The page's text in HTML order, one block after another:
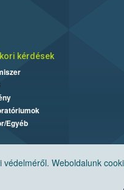
Weboldalunk
kérdések
Egyéb